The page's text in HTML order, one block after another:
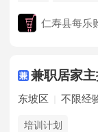
仁寿县每乐
兼职居家
东坡区 不限经
培训计划